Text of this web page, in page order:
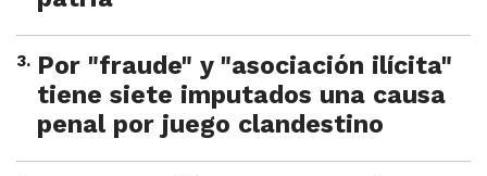
3. Por "fraude" y "asociación ilícita"
tiene siete imputados una causa
penal por juego clandestino